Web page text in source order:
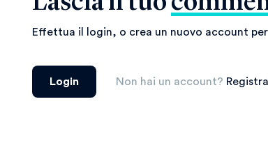
Effettua il login, o crea un nuovo account
Login Non hai un account?